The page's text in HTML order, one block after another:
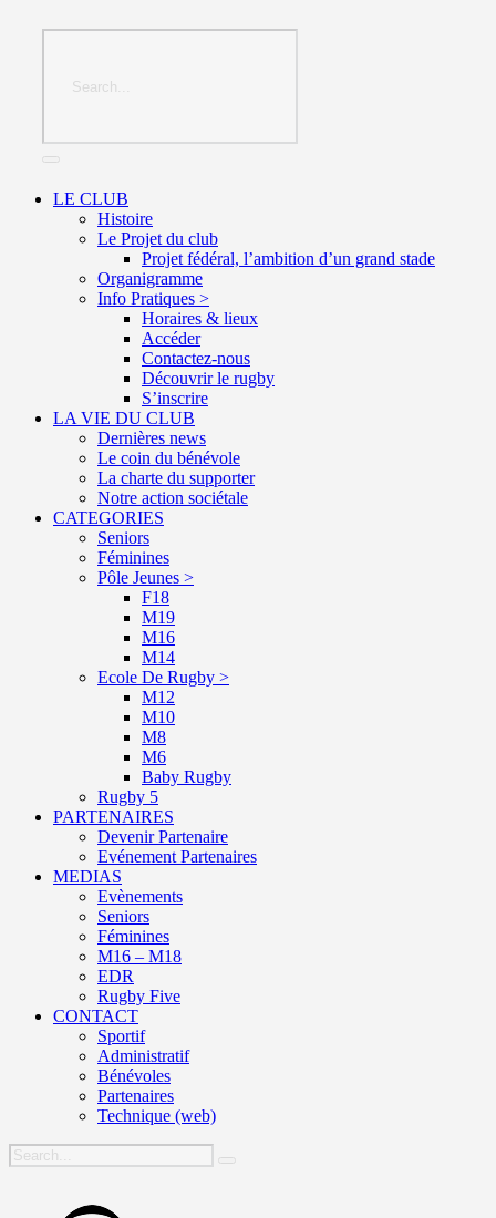
LE CLUB
Histoire
Le Projet du club
Projet fédéral, l’ambition d’un grand stade
Organigramme
Info Pratiques >
Horaires & lieux
Accéder
Contactez-nous
Découvrir le rugby
S’inscrire
LA VIE DU CLUB
Dernières news
Le coin du bénévole
La charte du supporter
Notre action sociétale
CATEGORIES
Seniors
Féminines
Pôle Jeunes >
F18
M19
M16
M14
Ecole De Rugby >
M12
M10
M8
M6
Baby Rugby
Rugby 5
PARTENAIRES
Devenir Partenaire
Evénement Partenaires
MEDIAS
Evènements
Seniors
Féminines
M16 – M18
EDR
Rugby Five
CONTACT
Sportif
Administratif
Bénévoles
Partenaires
Technique (web)